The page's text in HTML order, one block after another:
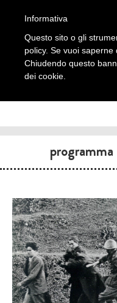
programma
Informativa
Questo sito o gli
policy. Se vuoi
Chiudendo questo
dei cookie.